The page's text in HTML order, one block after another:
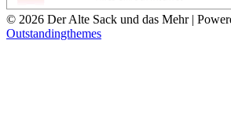
© 2026 Der Alte Sack und das Mehr |
Outstandingthemes